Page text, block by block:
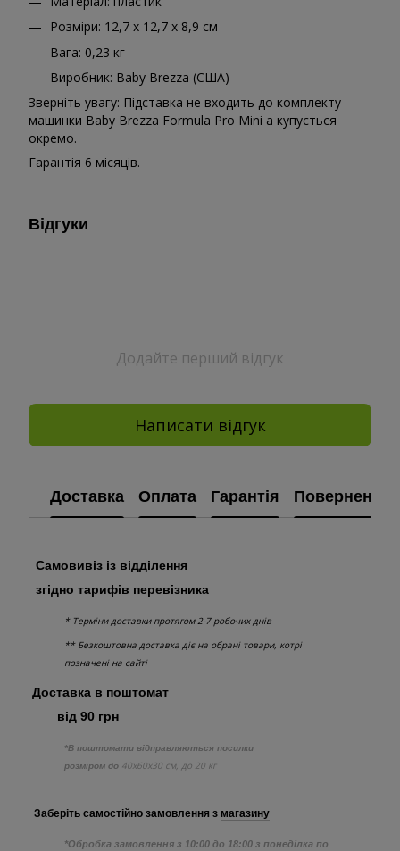
Розміри: 12,7 x 12,7 x 8,9 см
Вага: 0,23 кг
Виробник: Baby Brezza (США)
Зверніть увагу: Підставка не входить до комплекту
машинки Baby Brezza Formula Pro Mini а купується
окремо.
Гарантія 6 місяців.
Відгуки
Додайте перший відгук
Написати відгук
Доставка Оплата Гарантія Повернення
Самовивіз із відділення
згідно тарифів перевізника
* Терміни доставки протягом 2-7 робочих днів
** Безкоштовна доставка діє на обрані товари, котрі
позначені на сайті
Доставка в поштомат
від 90 грн
*В поштомати відправляються посилки
розміром до 40х60х30 см, до 20 кг
Заберіть самостійно замовлення з магазину
*Обробка замовлення з 10:00 до 18:00 з понеділка по